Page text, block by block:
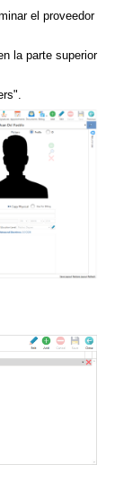
el proveedor
la parte superior